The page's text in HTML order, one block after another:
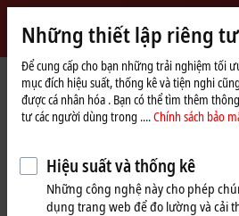
Beckhoff
-
New
Automation
Technology
Trang
chủ
Products MX-System MCxxxx |
MCxxxx | IPC modules
Tabular product overview
Những thiết lập riêng tư
Để cung cấp cho bạn những trải nghiệm tối
mục đích hiệu suất, thống kê và tiện nghi
được cá nhân hóa . Bạn có thể tìm thêm
tư các người dùng trong ....Chính sách bảo
Hiệu suất và thống kê
Những công nghệ này cho phép
dụng trang web để đo lường và cải